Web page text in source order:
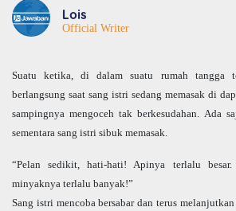
Lois
Official Writer
Suatu ketika, di dalam suatu rumah tangga
berlangsung saat sang istri sedang memasak di
sampingnya mengoceh tak berkesudahan. Ada
sementara sang istri sibuk memasak.
“Pelan sedikit, hati-hati! Apinya terlalu
minyaknya terlalu banyak!”
Sang istri mencoba bersabar dan terus